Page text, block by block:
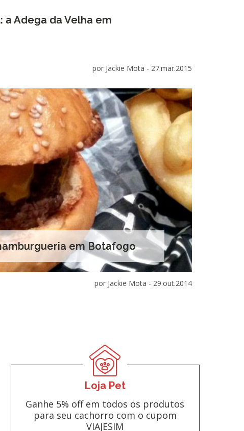
a Adega da Velha em
por Jackie Mota - 27.mar.2015
em Botafogo
por Jackie Mota - 29.out.2014
Loja Pet
Ganhe 5% off em todos os produtos
para seu cachorro com o cupom
VIAJESIM